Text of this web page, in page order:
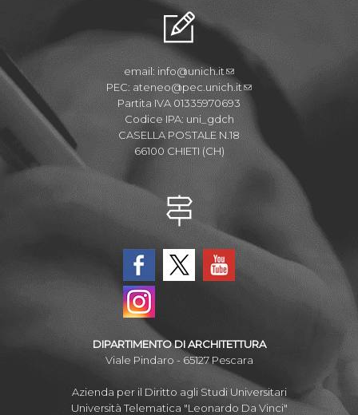
email: info@unich.it
PEC: ateneo@pec.unich.it
Partita IVA 01335970693
Codice IPA: uni_gdch
CASELLA POSTALE N.18
66100 CHIETI (CH)
DIPARTIMENTO DI ARCHITETTURA
Viale Pindaro - 65127 Pescara
Azienda per il Diritto agli Studi Universitari
Università Telematica "Leonardo Da Vinci"